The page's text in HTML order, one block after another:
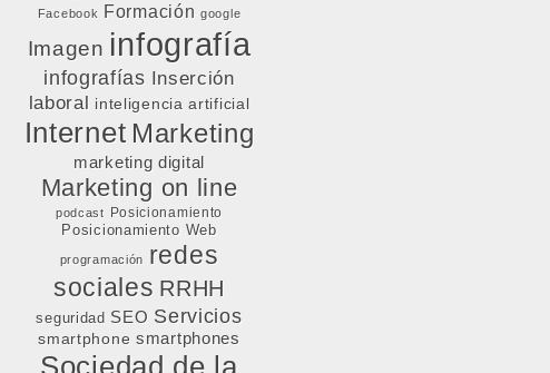
Facebook Formación google
Imagen infografía
infografías Inserción
laboral inteligencia artificial
Internet Marketing
marketing digital
Marketing on line
podcast
Posicionamiento
Posicionamiento Web
programación redes
sociales RRHH
seguridad SEO Servicios
smartphone smartphones
Sociedad de la